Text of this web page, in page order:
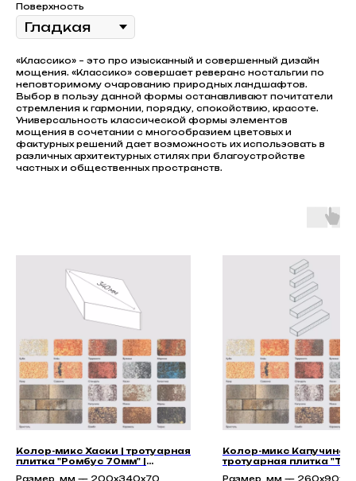
Поверхность
«Классико» – это про изысканный и совершенный дизайн
мощения. «Классико» совершает реверанс ностальгии по
неповторимому очарованию природных ландшафтов.
Выбор в пользу данной формы останавливают почитатели
стремления к гармонии, порядку, спокойствию, красоте.
Универсальность классической формы элементов
мощения в сочетании с многообразием цветовых и
фактурных решений дает возможность их использовать в
различных архитектурных стилях при благоустройстве
частных и общественных пространств.
Колор-микс Хаски | тротуарная
плитка "Ромбус 70мм" |
Размер, мм — 200х340х70
Колор-микс Капучино |
тротуарная плитка
Размер, мм —